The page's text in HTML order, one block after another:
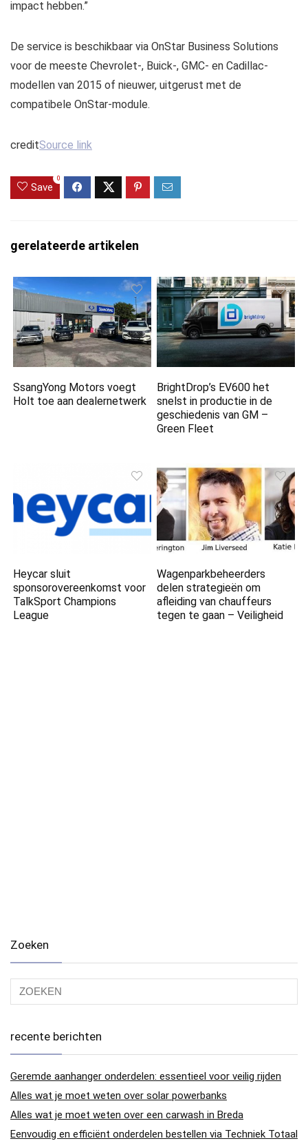
impact hebben.”
De service is beschikbaar via OnStar Business Solutions
voor de meeste Chevrolet-, Buick-, GMC- en Cadillac-
modellen van 2015 of nieuwer, uitgerust met de
compatibele OnStar-module.
creditSource link
Save
0
gerelateerde artikelen
SsangYong Motors voegt
Holt toe aan dealernetwerk
BrightDrop’s EV600 het
snelst in productie in de
geschiedenis van GM –
Green Fleet
Heycar sluit
sponsorovereenkomst voor
TalkSport Champions
League
Wagenparkbeheerders
delen strategieën om
afleiding van chauffeurs
tegen te gaan – Veiligheid
Zoeken
recente berichten
Geremde aanhanger onderdelen: essentieel voor veilig rijden
Alles wat je moet weten over solar powerbanks
Alles wat je moet weten over een carwash in Breda
Eenvoudig en efficiënt onderdelen bestellen via Techniek Totaal